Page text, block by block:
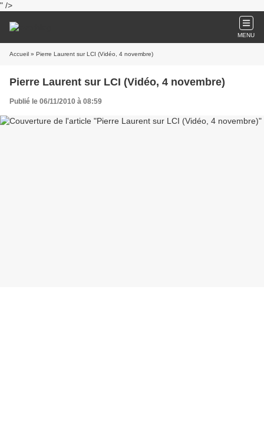
" />
MENU
Accueil » Pierre Laurent sur LCI (Vidéo, 4 novembre)
Pierre Laurent sur LCI (Vidéo, 4 novembre)
Publié le 06/11/2010 à 08:59